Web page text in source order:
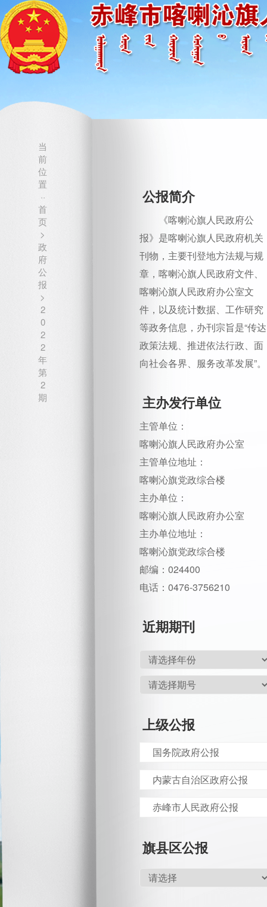
当
前
位
置
··
首
页
>
政
府
公
报
>
2
0
2
2
年
第
2
期
公报简介
《喀喇沁旗人民政府公
报》是喀喇沁旗人民政府机关
刊物，主要刊登地方法规与规
章，喀喇沁旗人民政府文件、
喀喇沁旗人民政府办公室文
件，以及统计数据、工作研究
等政务信息，办刊宗旨是“传达
政策法规、推进依法行政、面
向社会各界、服务改革发展”。
主办发行单位
主管单位：
喀喇沁旗人民政府办公室
主管单位地址：
喀喇沁旗党政综合楼
主办单位：
喀喇沁旗人民政府办公室
主办单位地址：
喀喇沁旗党政综合楼
邮编：024400
电话：0476-3756210
近期期刊
上级公报
国务院政府公报
内蒙古自治区政府公报
赤峰市人民政府公报
旗县区公报